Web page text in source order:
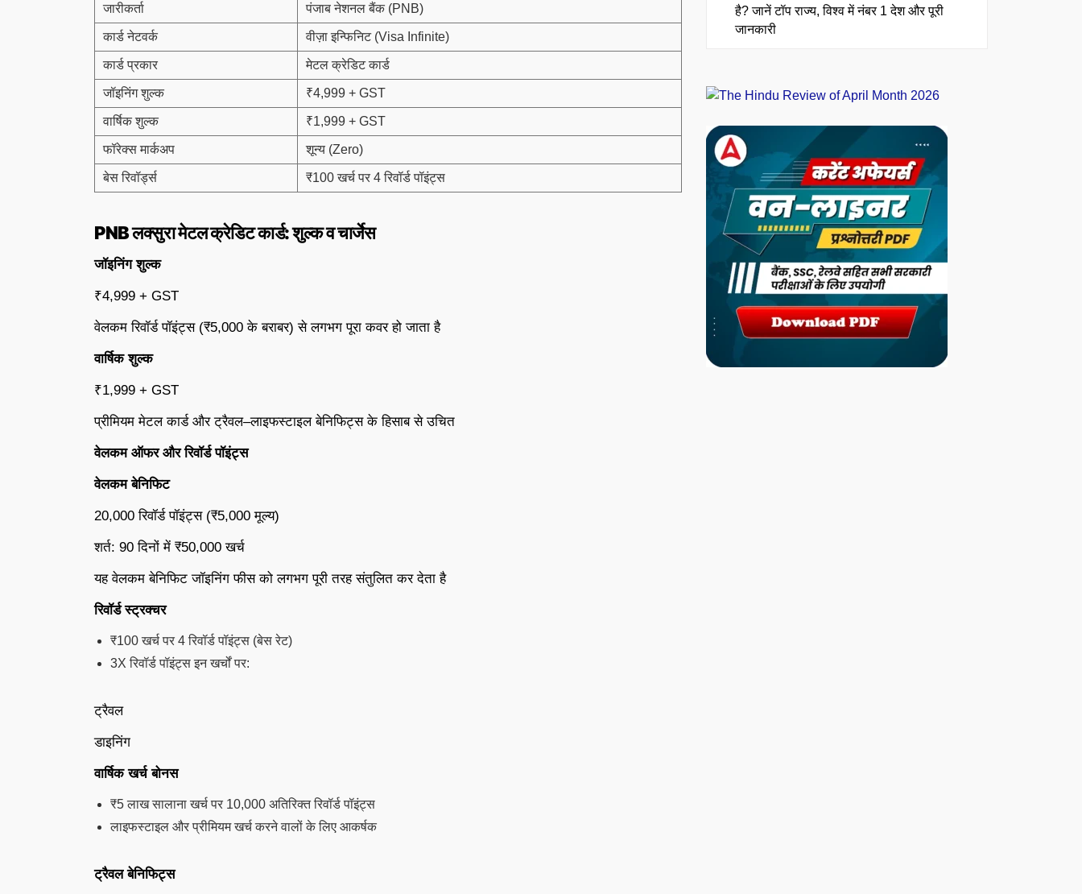
जारीकर्ता पंजाब नेशनल बैंक (PNB)
कार्ड नेटवर्क वीज़ा इन्फिनिट (Visa Infinite)
कार्ड प्रकार मेटल क्रेडिट कार्ड
जॉइनिंग शुल्क ₹4,999 + GST
वार्षिक शुल्क ₹1,999 + GST
फॉरेक्स मार्कअप शून्य (Zero)
बेस रिवॉर्ड्स ₹100 खर्च पर 4 रिवॉर्ड पॉइंट्स
PNB लक्सुरा मेटल क्रेडिट कार्ड: शुल्क व चार्जेस
जॉइनिंग शुल्क
₹4,999 + GST
वेलकम रिवॉर्ड पॉइंट्स (₹5,000 के बराबर) से लगभग पूरा कवर हो जाता है
वार्षिक शुल्क
₹1,999 + GST
प्रीमियम मेटल कार्ड और ट्रैवल–लाइफस्टाइल बेनिफिट्स के हिसाब से उचित
वेलकम ऑफर और रिवॉर्ड पॉइंट्स
वेलकम बेनिफिट
20,000 रिवॉर्ड पॉइंट्स (₹5,000 मूल्य)
शर्त: 90 दिनों में ₹50,000 खर्च
यह वेलकम बेनिफिट जॉइनिंग फीस को लगभग पूरी तरह संतुलित कर देता है
रिवॉर्ड स्ट्रक्चर
₹100 खर्च पर 4 रिवॉर्ड पॉइंट्स (बेस रेट)
3X रिवॉर्ड पॉइंट्स इन खर्चों पर:
ट्रैवल
डाइनिंग
वार्षिक खर्च बोनस
₹5 लाख सालाना खर्च पर 10,000 अतिरिक्त रिवॉर्ड पॉइंट्स
लाइफस्टाइल और प्रीमियम खर्च करने वालों के लिए आकर्षक
ट्रैवल बेनिफिट्स
है? जानें टॉप राज्य, विश्व में नंबर 1 देश और पूरी
जानकारी